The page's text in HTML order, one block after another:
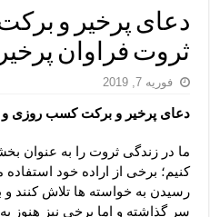
معجزات دعای یا من اظهر الجمیل
مهم ترین اذکار الهی و فضیلت
دعا برای ترس بچه ها در خواب –
لا حول ولا قوة الا بالله برای
دعای قوی رفع ترس – دعای مجرب
دعای پرخیر و
ثروت فراوان پرخیر
فوریه 7, 2019
دعای پرخیر و برکت کسب روزی و
ما در زندگی ثروت را به عنوان
کنیم؛ برخی از اراده خود
رسیدن به خواسته ها تلاش کنند
سر گذاشته و اما برخی نیز هنوز